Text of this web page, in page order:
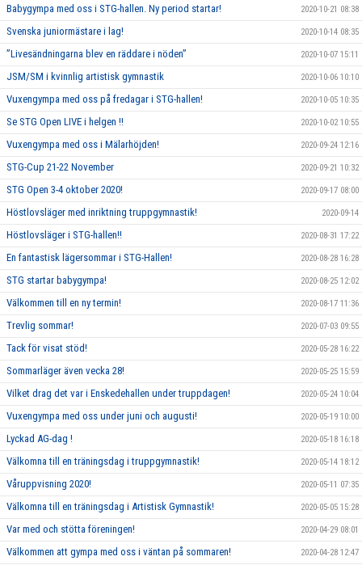
Babygympa med oss i STG-hallen. Ny period startar! 2020-10-21 08:38
Svenska juniormästare i lag! 2020-10-14 08:35
”Livesändningarna blev en räddare i nöden” 2020-10-07 15:11
JSM/SM i kvinnlig artistisk gymnastik 2020-10-06 10:10
Vuxengympa med oss på fredagar i STG-hallen! 2020-10-05 10:35
Se STG Open LIVE i helgen !! 2020-10-02 10:55
Vuxengympa med oss i Mälarhöjden! 2020-09-24 12:16
STG-Cup 21-22 November 2020-09-21 10:32
STG Open 3-4 oktober 2020! 2020-09-17 08:00
Höstlovsläger med inriktning truppgymnastik! 2020-09-14
Höstlovsläger i STG-hallen!! 2020-08-31 17:22
En fantastisk lägersommar i STG-Hallen! 2020-08-28 16:28
STG startar babygympa! 2020-08-25 12:02
Välkommen till en ny termin! 2020-08-17 11:36
Trevlig sommar! 2020-07-03 09:55
Tack för visat stöd! 2020-05-28 16:22
Sommarläger även vecka 28! 2020-05-25 15:59
Vilket drag det var i Enskedehallen under truppdagen! 2020-05-24 10:04
Vuxengympa med oss under juni och augusti! 2020-05-19 10:00
Lyckad AG-dag ! 2020-05-18 16:18
Välkomna till en träningsdag i truppgymnastik! 2020-05-14 18:12
Våruppvisning 2020! 2020-05-11 07:35
Välkomna till en träningsdag i Artistisk Gymnastik! 2020-05-05 15:28
Var med och stötta föreningen! 2020-04-29 08:01
Välkommen att gympa med oss i väntan på sommaren! 2020-04-28 12:47